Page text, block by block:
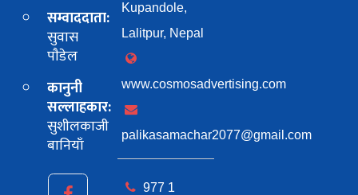
सम्वाददाता:
सुवास
पाैडेल
कानुनी
सल्लाहकार:
सुशीलकाजी
बानियाँ
Kupandole,
Lalitpur, Nepal
www.cosmosadvertising.com
palikasamachar2077@gmail.com
977 1